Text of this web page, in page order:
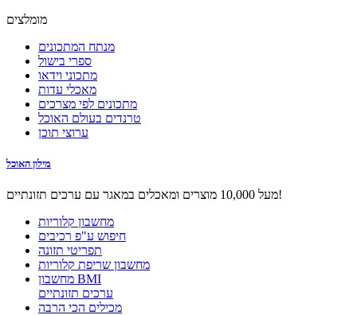
מומלצים
מנתח המתכונים
ספרי בישול
מתכוני וידאו
מאכלי עדות
מתכונים לפי מצרכים
טרנדים בעולם האוכל
ערוצי תוכן
מילון האוכל
מעל 10,000 מוצרים ומאכלים במאגר עם ערכים תזונתיים!
מחשבון קלוריות
חיפוש ע"פ רכיבים
תפריטי תזונה
מחשבון שריפת קלוריות
מחשבון BMI
ערכים תזונתיים
מכילים הכי הרבה